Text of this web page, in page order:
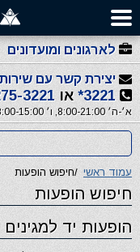
לארגונים ומועדונים
יצירת קשר עם
3221* או 3221
א׳-ה׳ 8:00-21:00, ו׳ 8:00-15:00, ש׳ 8:00-21:00
עמוד ראשי /חיפוש הופעות
חיפוש הופעות
הופעות יד למגינים